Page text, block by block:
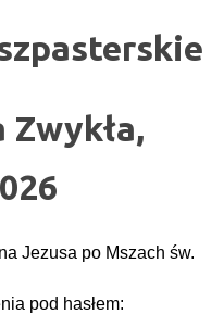
Jezusa po Mszach św.
pod hasłem: